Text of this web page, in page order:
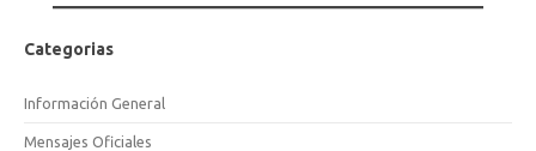
Categorias
Información General
Mensajes Oficiales